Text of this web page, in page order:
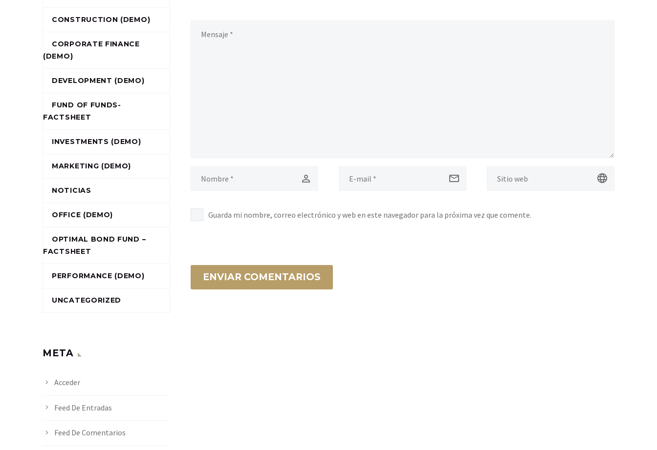
Guarda mi nombre, correo electrónico y web en este navegador para la próxima vez que comente.
ENVIAR COMENTARIOS
CONSTRUCTION (DEMO)
CORPORATE FINANCE
(DEMO)
DEVELOPMENT (DEMO)
FUND OF FUNDS-
FACTSHEET
INVESTMENTS (DEMO)
MARKETING (DEMO)
NOTICIAS
OFFICE (DEMO)
OPTIMAL BOND FUND –
FACTSHEET
PERFORMANCE (DEMO)
UNCATEGORIZED
META
Acceder
Feed De Entradas
Feed De Comentarios